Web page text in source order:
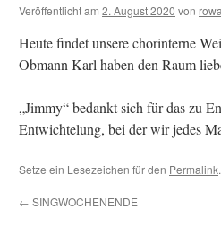
Veröffentlicht am 2. August 2020 von rowa
Heute findet unsere chorinterne
Obmann Karl haben den Raum
„Jimmy“ bedankt sich für das zu
Entwichtelung, bei der wir jedes
Setze ein Lesezeichen für den Permalink.
← SINGWOCHENENDE